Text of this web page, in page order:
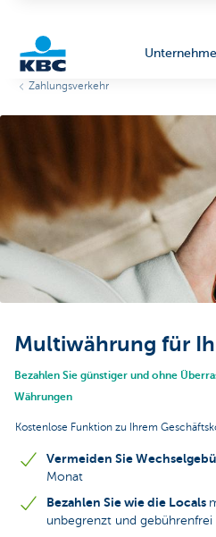
Unternehmer
Zahlungsverkehr
Multiwährung für
Bezahlen Sie günstiger und ohne
Währungen
Kostenlose Funktion zu Ihrem
Vermeiden Sie
Monat
Bezahlen Sie wie die Locals
unbegrenzt und gebührenfrei